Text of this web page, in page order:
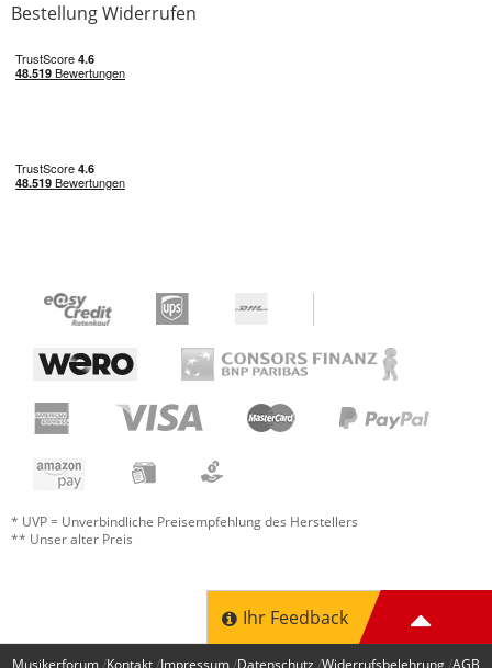
Bestellung Widerrufen
* UVP = Unverbindliche Preisempfehlung des Herstellers
** Unser alter Preis
Ihr Feedback
Musikerforum Kontakt Impressum Datenschutz Widerrufsbelehrung AGB